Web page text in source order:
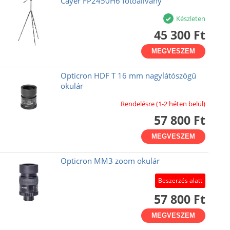
Készleten
45 300 Ft
MEGVESZEM
Opticron HDF T 16 mm nagylátószögű
okulár
Rendelésre (1-2 héten belül)
57 800 Ft
MEGVESZEM
Opticron MM3 zoom okulár
Beszerzés alatt
57 800 Ft
MEGVESZEM